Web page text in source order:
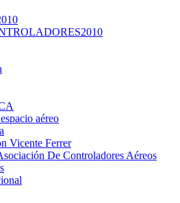
aéreo
Vicente Ferrer
De Controladores Aéreos